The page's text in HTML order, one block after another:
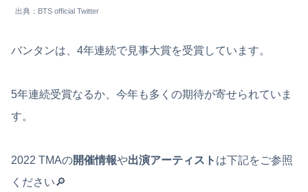
出典：BTS official Twitter
バンタンは、4年連続で見事大賞を受賞しています。
5年連続受賞なるか、今年も多くの期待が寄せられていま
す。
2022 TMAの開催情報や出演アーティスト は下記をご参照
ください🔎